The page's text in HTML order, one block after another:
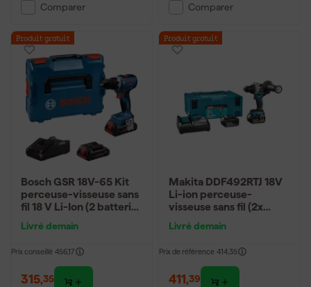
Comparer Comparer
Produit gratuit
Bosch GSR 18V-65 Kit
perceuse-visseuse sans
fil 18 V Li-Ion (2 batteries
Livré demain
Prix conseillé 456,17
315,35
Produit gratuit
Makita DDF492RTJ 18V
Li-ion perceuse-
visseuse sans fil (2x
- sans balais
Livré demain
Prix de référence 414,35
411,39